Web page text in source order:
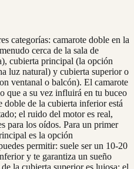
categorías: camarote doble en la
cerca de la sala de
cubierta principal (la opción
luz natural) y cubierta superior o
ventanal o balcón). El camarote
que a su vez influirá en tu buceo
de la cubierta inferior está
el ruido del motor es real,
para los oídos. Para un primer
es la opción
permitir: suele ser un 10-20
y te garantiza un sueño